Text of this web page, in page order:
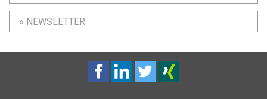
» NEWSLETTER